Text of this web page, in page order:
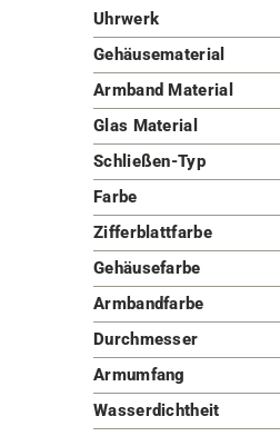
Uhrwerk
Gehäusematerial
Armband Material
Glas Material
Schließen-Typ
Farbe
Zifferblattfarbe
Gehäusefarbe
Armbandfarbe
Durchmesser
Armumfang
Wasserdichtheit